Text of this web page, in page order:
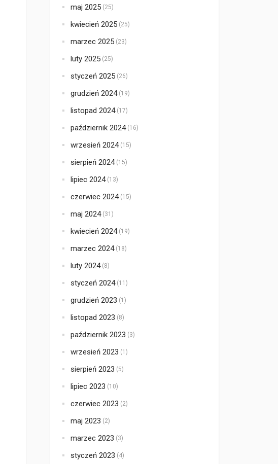
maj 2025 (25)
kwiecień 2025 (25)
marzec 2025 (23)
luty 2025 (25)
styczeń 2025 (26)
grudzień 2024(19)
listopad 2024(17)
październik 2024(16)
wrzesień 2024(15)
sierpień 2024(15)
lipiec 2024(13)
czerwiec 2024(15)
maj 2024(31)
kwiecień 2024(19)
marzec 2024(18)
luty 2024(8)
styczeń 2024(11)
grudzień 2023 (1)
listopad 2023 (8)
październik 2023 (3)
wrzesień 2023 (1)
sierpień 2023 (5)
lipiec 2023 (10)
czerwiec 2023 (2)
maj 2023 (2)
marzec 2023 (3)
styczeń 2023 (4)